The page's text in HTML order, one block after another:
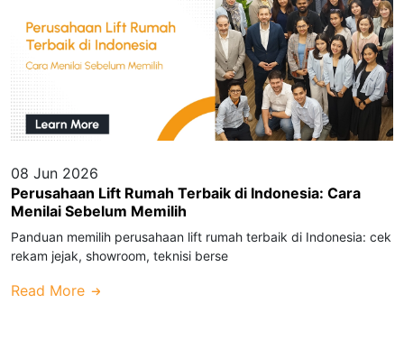
08 Jun 2026
Perusahaan Lift Rumah Terbaik di Indonesia: Cara
Menilai Sebelum Memilih
Panduan memilih perusahaan lift rumah terbaik di Indonesia: cek
rekam jejak, showroom, teknisi berse
Read More